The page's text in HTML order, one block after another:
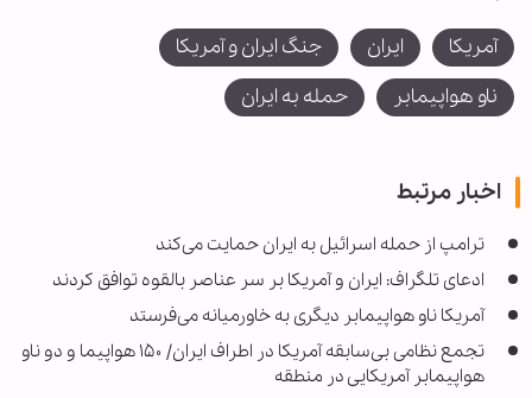
آمریکا ایران
جنگ ایران و آمریکا
ناو هواپیمابر
حمله به ایران
اخبار مرتبط
ترامپ از حمله اسرائیل به ایران حمایت می‌کند
ادعای تلگراف: ایران و آمریکا بر سر عناصر بالقوه توافق کردند
آمریکا ناو هواپیمابر دیگری به خاورمیانه می‌فرستد
تجمع نظامی بی‌سابقه آمریکا در اطراف ایران/ ۱۵۰ هواپیما و دو ناو
هواپیمابر آمریکایی در منطقه